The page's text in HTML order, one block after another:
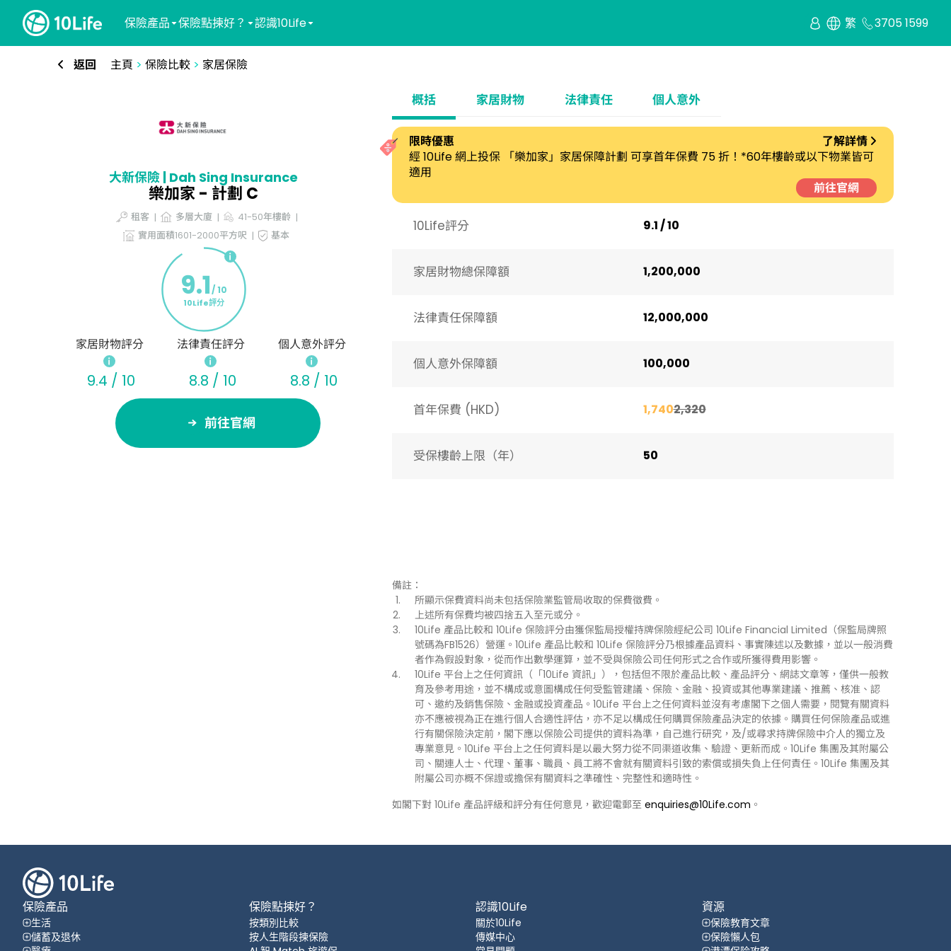
保險產品 保險點揀好？ 認識10Life 繁 3705 1599
返回 主頁 > 保險比較> 家居保險
大新保險 | Dah Sing Insurance
樂加家 - 計劃 C
租客 多層大廈
41-50年樓齡
實用面積1601-2000平方呎
基本
9.1/ 10
10Life評分
家居財物評分
9.4 / 10
法律責任評分
8.8 / 10
個人意外評分
8.8 / 10
前往官網
概括 家居財物 法律責任 個人意外
限時優惠
了解詳情
經 10Life 網上投保 「樂加家」家居保障計劃 可享首年保費 75 折！*60年樓齡或以下物業皆可
適用
前往官網
10Life評分 9.1 / 10
家居財物總保障額 1,200,000
法律責任保障額 12,000,000
個人意外保障額 100,000
首年保費 (HKD) 1,7402,320
受保樓齡上限（年）​ 50
備註：
所顯示保費資料尚未包括保險業監管局收取的保費徵費。
上述所有保費均被四捨五入至元或分。
10Life 產品比較和 10Life 保險評分由獲保監局授權持牌保險經紀公司 10Life Financial Limited（保監局牌照
號碼為FB1526）營運。10Life 產品比較和 10Life 保險評分乃根據產品資料、事實陳述以及數據，並以一般消費
者作為假設對象，從而作出數學運算，並不受與保險公司任何形式之合作或所獲得費用影響。
10Life 平台上之任何資訊（「10Life 資訊」），包括但不限於產品比較、產品評分、網誌文章等，僅供一般教
育及參考用途，並不構成或意圖構成任何受監管建議、保險、金融、投資或其他專業建議、推薦、核准、認
可、邀約及銷售保險、金融或投資產品。10Life 平台上之任何資料並沒有考慮閣下之個人需要，閱覽有關資料
亦不應被視為正在進行個人合適性評估，亦不足以構成任何購買保險產品決定的依據。購買任何保險產品或進
行有關保險決定前，閣下應以保險公司提供的資料為準，自己進行研究，及/或尋求持牌保險中介人的獨立及
專業意見。10Life 平台上之任何資料是以最大努力從不同渠道收集、驗證、更新而成。10Life 集團及其附屬公
司、關連人士、代理、董事、職員、員工將不會就有關資料引致的索償或損失負上任何責任。10Life 集團及其
附屬公司亦概不保證或擔保有關資料之準確性、完整性和適時性。
如閣下對 10Life 產品評級和評分有任何意見，歡迎電郵至 enquiries@10Life.com 。
保險產品
生活
儲蓄及退休
保險點揀好？
按類別比較
按人生階段揀保險
認識10Life
關於10Life
傳媒中心
資源
保險教育文章
保險懶人包